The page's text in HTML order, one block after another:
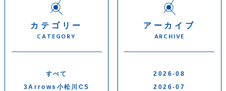
カテゴリー
CATEGORY
すべて
3Arrows小松川CS
アーカイブ
ARCHIVE
2026-08
2026-07